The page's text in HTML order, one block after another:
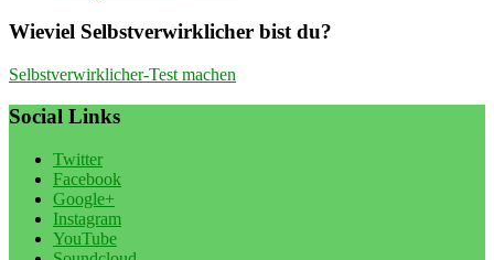
Wieviel Selbstverwirklicher bist du?
Selbstverwirklicher-Test machen
Social Links
Twitter
Facebook
Google+
Instagram
YouTube